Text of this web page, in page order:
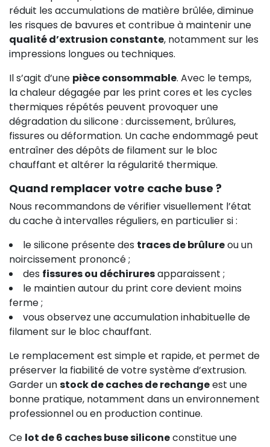
réduit les accumulations de matière brûlée, diminue
les risques de bavures et contribue à maintenir une
qualité d’extrusion constante, notamment sur les
impressions longues ou techniques.
Il s’agit d’une pièce consommable. Avec le temps,
la chaleur dégagée par les print cores et les cycles
thermiques répétés peuvent provoquer une
dégradation du silicone : durcissement, brûlures,
fissures ou déformation. Un cache endommagé peut
entraîner des dépôts de filament sur le bloc
chauffant et altérer la régularité thermique.
Quand remplacer votre cache buse ?
Nous recommandons de vérifier visuellement l’état
du cache à intervalles réguliers, en particulier si :
le silicone présente des traces de brûlureou un
noircissement prononcé ;
des fissures ou déchiruresapparaissent ;
le maintien autour du print core devient moins
ferme ;
vous observez une accumulation inhabituelle de
filament sur le bloc chauffant.
Le remplacement est simple et rapide, et permet de
préserver la fiabilité de votre système d’extrusion.
Garder unstock de caches de rechangeest une
bonne pratique, notamment dans un environnement
professionnel ou en production continue.
Ce lot de 6 caches buse siliconeconstitue une